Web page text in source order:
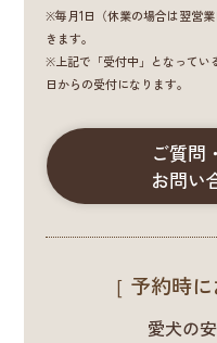
※毎月1日（休業の場合は翌営
きます。
※上記で「受付中」となってい
日からの受付になります。
ご質問
お問い
［ 予約時
愛犬の